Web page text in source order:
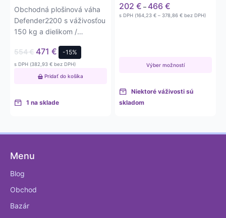
Obchodná plošinová váha
Defender2200 s váživosťou
150 kg a dielikom /
554€ 471 € -15%
s DPH (382,93 € bez DPH)
Pridať do košíka
1 na sklade
202 € – 466 €
range:
s DPH (164,23 € – 378,86 €Price
bez DPH)
Výber možností
Niektoré váživosti sú
skladom
Menu
Blog
Obchod
Bazár